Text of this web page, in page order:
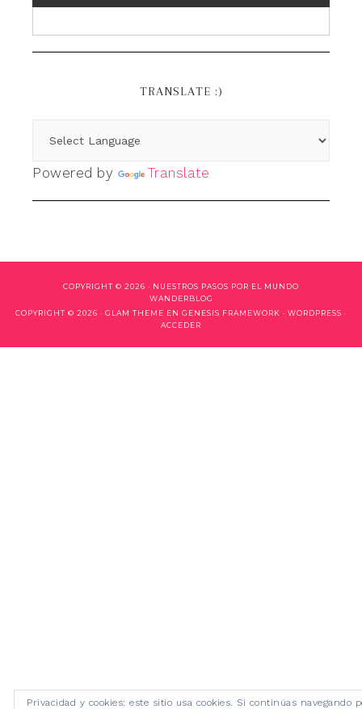
TRANSLATE :)
Powered by Translate
COPYRIGHT © 2026 · NUESTROS PASOS POR EL MUNDO
WANDERBLOG
COPYRIGHT © 2026 · GLAM THEME EN GENESIS FRAMEWORK · WORDPRESS ·
ACCEDER
Privacidad y cookies: este sitio usa cookies. Si continúas navegando